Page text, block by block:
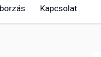
Kapcsolat